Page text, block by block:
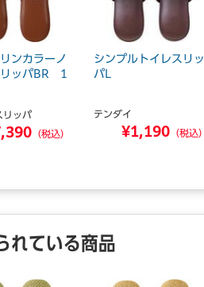
ンカラーノ
リッパBR 1
リッパ
（税込）
シンプルトイレスリッ
パL
テンダイ
¥1,190 （税込）
れている商品